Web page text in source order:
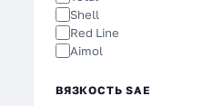
Shell
Red Line
Aimol
NGN
ВЯЗКОСТЬ SAE